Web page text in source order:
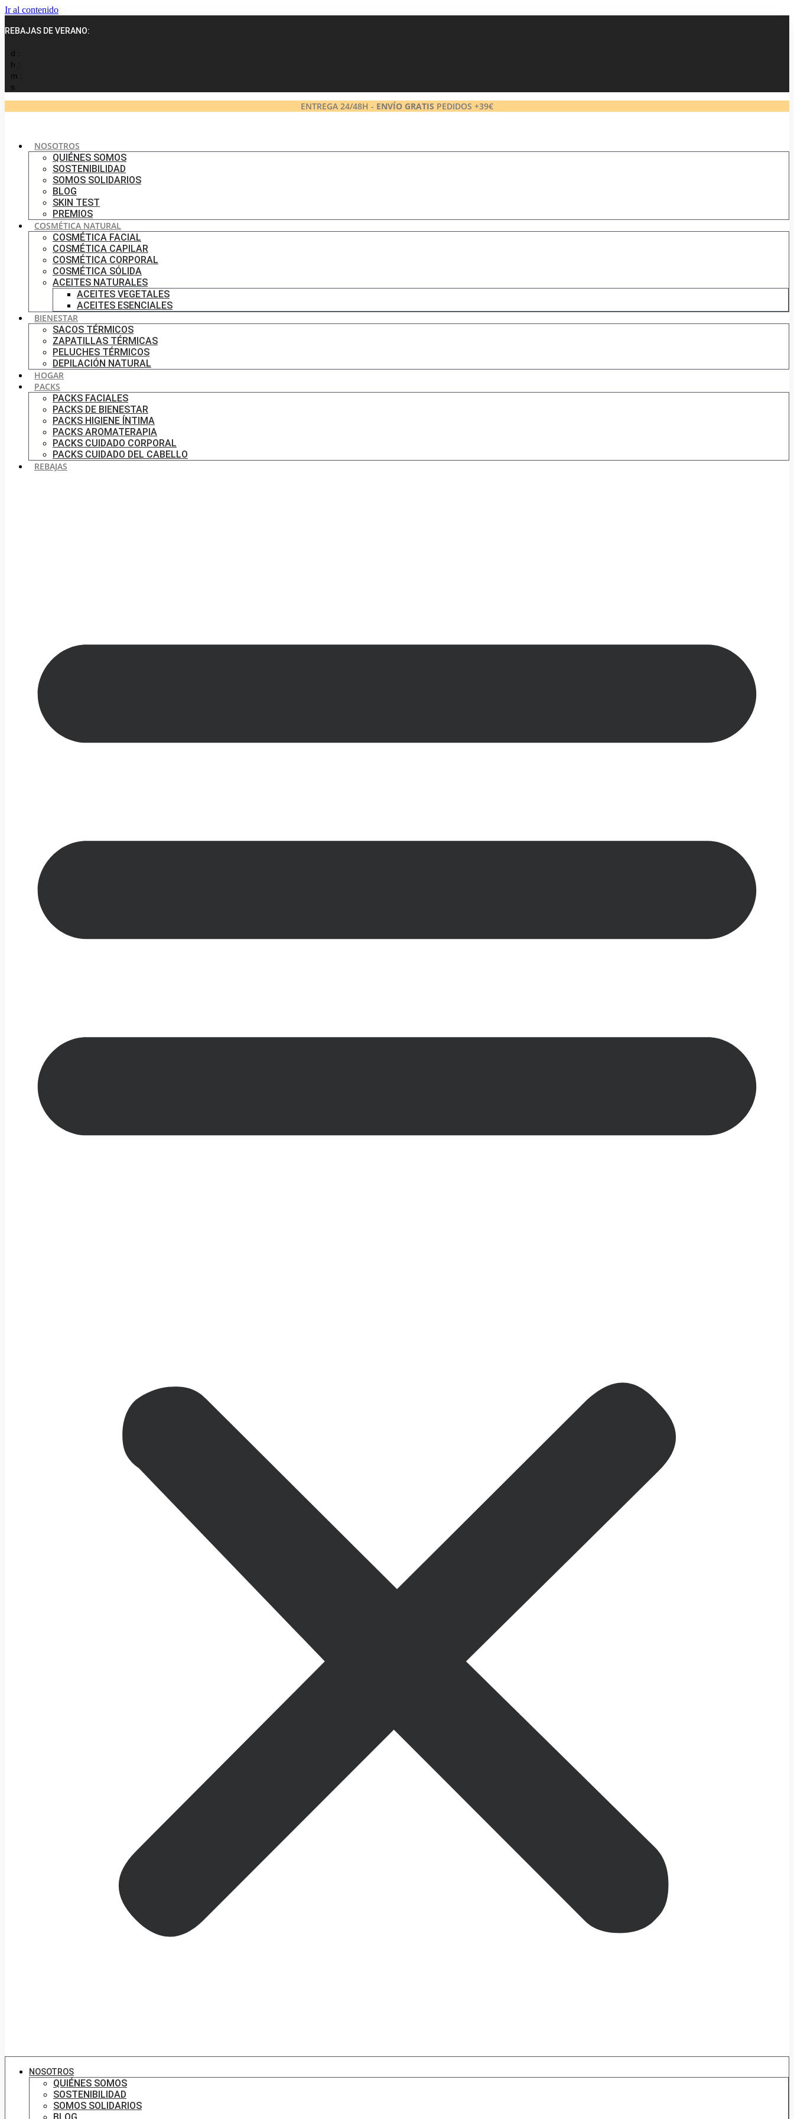
Ir al contenido
REBAJAS DE VERANO:
d :
h :
m :
s
ENTREGA 24/48H - ENVÍO GRATIS PEDIDOS +39€
NOSOTROS
QUIÉNES SOMOS
SOSTENIBILIDAD
SOMOS SOLIDARIOS
BLOG
SKIN TEST
PREMIOS
COSMÉTICA NATURAL
COSMÉTICA FACIAL
COSMÉTICA CAPILAR
COSMÉTICA CORPORAL
COSMÉTICA SÓLIDA
ACEITES NATURALES
ACEITES VEGETALES
ACEITES ESENCIALES
BIENESTAR
SACOS TÉRMICOS
ZAPATILLAS TÉRMICAS
PELUCHES TÉRMICOS
DEPILACIÓN NATURAL
HOGAR
PACKS
PACKS FACIALES
PACKS DE BIENESTAR
PACKS HIGIENE ÍNTIMA
PACKS AROMATERAPIA
PACKS CUIDADO CORPORAL
PACKS CUIDADO DEL CABELLO
REBAJAS
NOSOTROS
QUIÉNES SOMOS
SOSTENIBILIDAD
SOMOS SOLIDARIOS